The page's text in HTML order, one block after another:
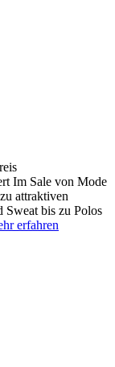
Im Sale von Mode
attraktiven
Sweat bis zu Polos
erfahren